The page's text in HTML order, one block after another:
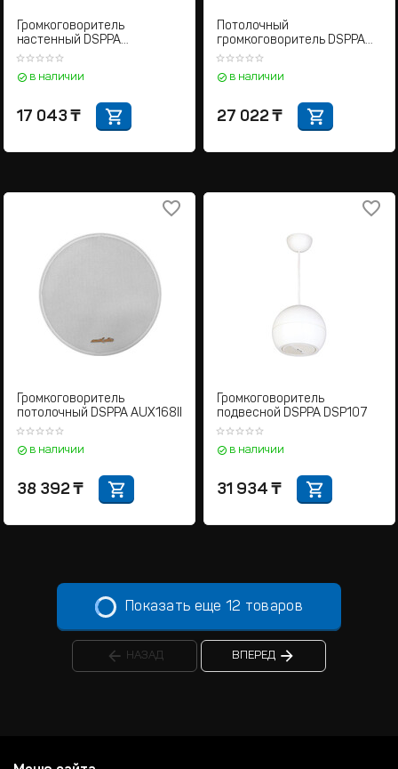
Громкоговоритель
настенный DSPPA
DSP6062IIW
в наличии
17 043 ₸
Потолочный
громкоговоритель DSPPA
DSP159
в наличии
27 022 ₸
Громкоговоритель
потолочный DSPPA AUX168II
в наличии
38 392 ₸
Громкоговоритель
подвесной DSPPA DSP107
в наличии
31 934 ₸
Показать еще 12 товаров
НАЗАД ВПЕРЕД